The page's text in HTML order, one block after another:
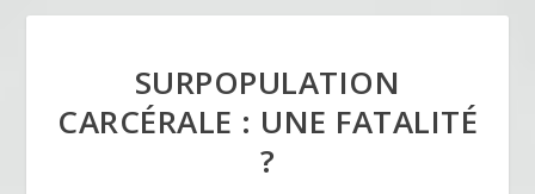
SURPOPULATION
CARCÉRALE : UNE FATALITÉ
?